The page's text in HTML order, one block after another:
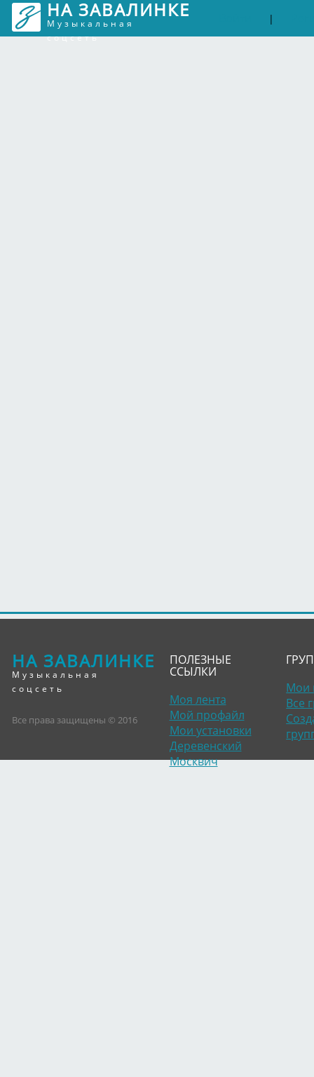
НА ЗАВАЛИНКЕ
Музыкальная
соцсеть
|
НА ЗАВАЛИНКЕ
Музыкальная
соцсеть
Все права защищены © 2016
ПОЛЕЗНЫЕ
ССЫЛКИ
Моя лента
Мой профайл
Мои установки
Деревенский
Москвич
Мои
Все